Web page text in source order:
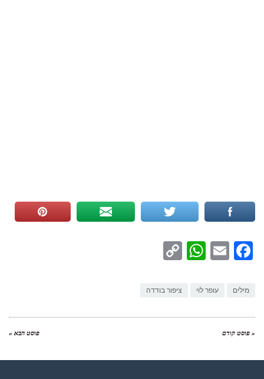
Facebook
Email
WhatsApp
מילים עופר לוי ציפור בודדה
« פוסט קודם פוסט הבא »